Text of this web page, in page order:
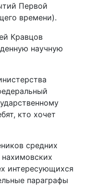
Первой
времени).
Кравцов
научную
кто хочет
средних
интересующихся
параграфы